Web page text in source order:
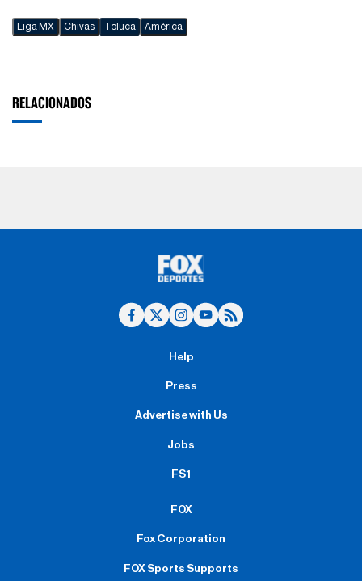
Liga MX Chivas Toluca América
RELACIONADOS
Help
Press
Advertise with Us
Jobs
FS1
FOX
Fox Corporation
FOX Sports Supports